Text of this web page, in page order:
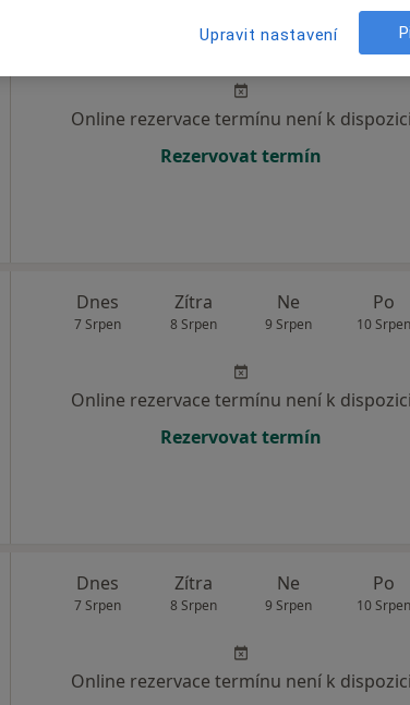
8 Srpen 9 Srpen 10 Srpen
Online rezervace termínu není k dispozici
Rezervovat termín
Dnes
7 Srpen
Zítra
8 Srpen
Ne
9 Srpen
Po
10 Srpen
Online rezervace termínu není k dispozici
Rezervovat termín
Dnes
7 Srpen
Zítra
8 Srpen
Ne
9 Srpen
Po
10 Srpen
Online rezervace termínu není k dispozici
Upravit nastavení